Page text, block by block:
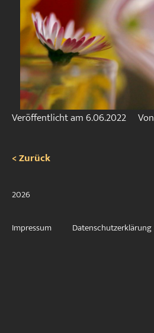
Veröffentlicht am6.06.2022 Von
< Zurück
2026
Impressum Datenschutzerklärung